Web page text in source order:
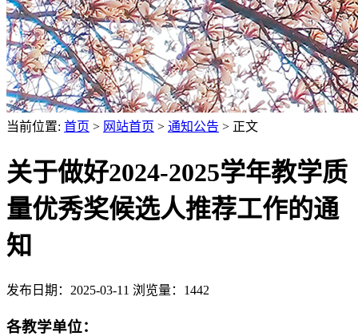
当前位置: 首页 > 网站首页 > 通知公告 > 正文
关于做好2024-2025学年教学质
量优秀奖候选人推荐工作的通
知
发布日期：2025-03-11 浏览量： 1442
各教学单位：